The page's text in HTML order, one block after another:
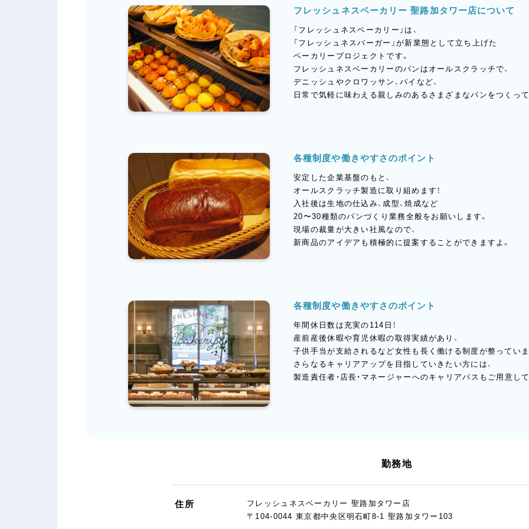
フレッシュネスベーカリー 聖路加タワー店について
「フレッシュネスベーカリー」は、
「フレッシュネスバーガー」が新業態として立ち上げた
ベーカリープロジェクトです。
フレッシュネスベーカリーのパンはオールスクラッチで、
デニッシュやクロワッサン、パイなど、
日常で気軽に味わえる親しみのあるさまざまなパンをつくっ
各種制度や働きやすさのポイント
安定した企業基盤のもと、
オールスクラッチ製造に取り組めます！
入社後は生地の仕込み、成型、焼成など
20〜30種類のパンづくり業務全般をお願いします。
現場の裁量が大きい社風なので、
新商品のアイデアも積極的に提案することができますよ。
各種制度や働きやすさのポイント
年間休日数は充実の114日！
産前産後休暇や育児休暇の取得実績があり、
子供手当が支給されるなど女性も長く働ける制度が整ってい
さらなるキャリアアップを目指していきたい方には、
製造責任者・店長・マネージャーへのキャリアパスもご用意し
勤務地
住所
フレッシュネスベーカリー 聖路加タワー店
〒104-0044 東京都中央区明石町8-1 聖路加タワー103